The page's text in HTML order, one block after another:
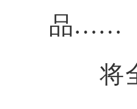
品……
将全